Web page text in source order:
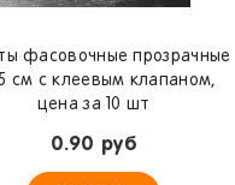
фасовочные прозрачные
см с клеевым клапаном,
цена за 10 шт
0.90 руб